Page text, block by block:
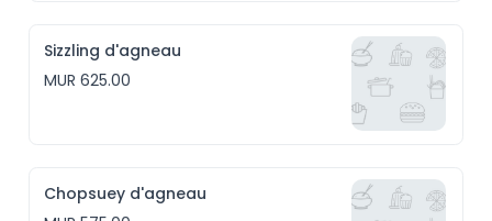
Sizzling d'agneau
MUR 625.00
Chopsuey d'agneau